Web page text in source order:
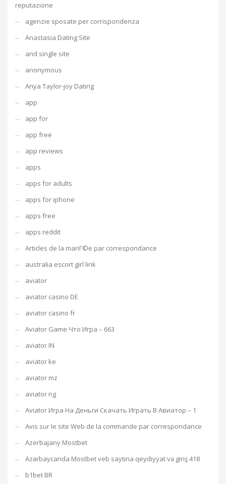
reputazione
agenzie sposate per corrispondenza
Anastasia Dating Site
and single site
anonymous
Anya Taylor-joy Dating
app
app for
app free
app reviews
apps
apps for adults
apps for iphone
apps free
apps reddit
Articles de la mariГ©e par correspondance
australia escort girl link
aviator
aviator casino DE
aviator casino fr
Aviator Game Что Игра – 663
aviator IN
aviator ke
aviator mz
aviator ng
Aviator Игра На Деньги Скачать Играть В Авиатор – 1
Avis sur le site Web de la commande par correspondance
Azerbajany Mostbet
Azərbaycanda Mostbet veb saytına qeydiyyat və giriş 418
b1bet BR